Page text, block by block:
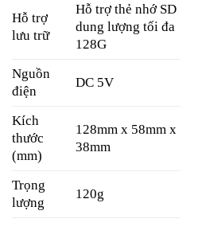
Hỗ trợ
lưu trữ
Hỗ trợ thẻ nhớ SD
dung lượng tối đa
128G
Nguồn
điện
DC 5V
Kích
thước
(mm)
128mm x 58mm x
38mm
Trọng
lượng
120g